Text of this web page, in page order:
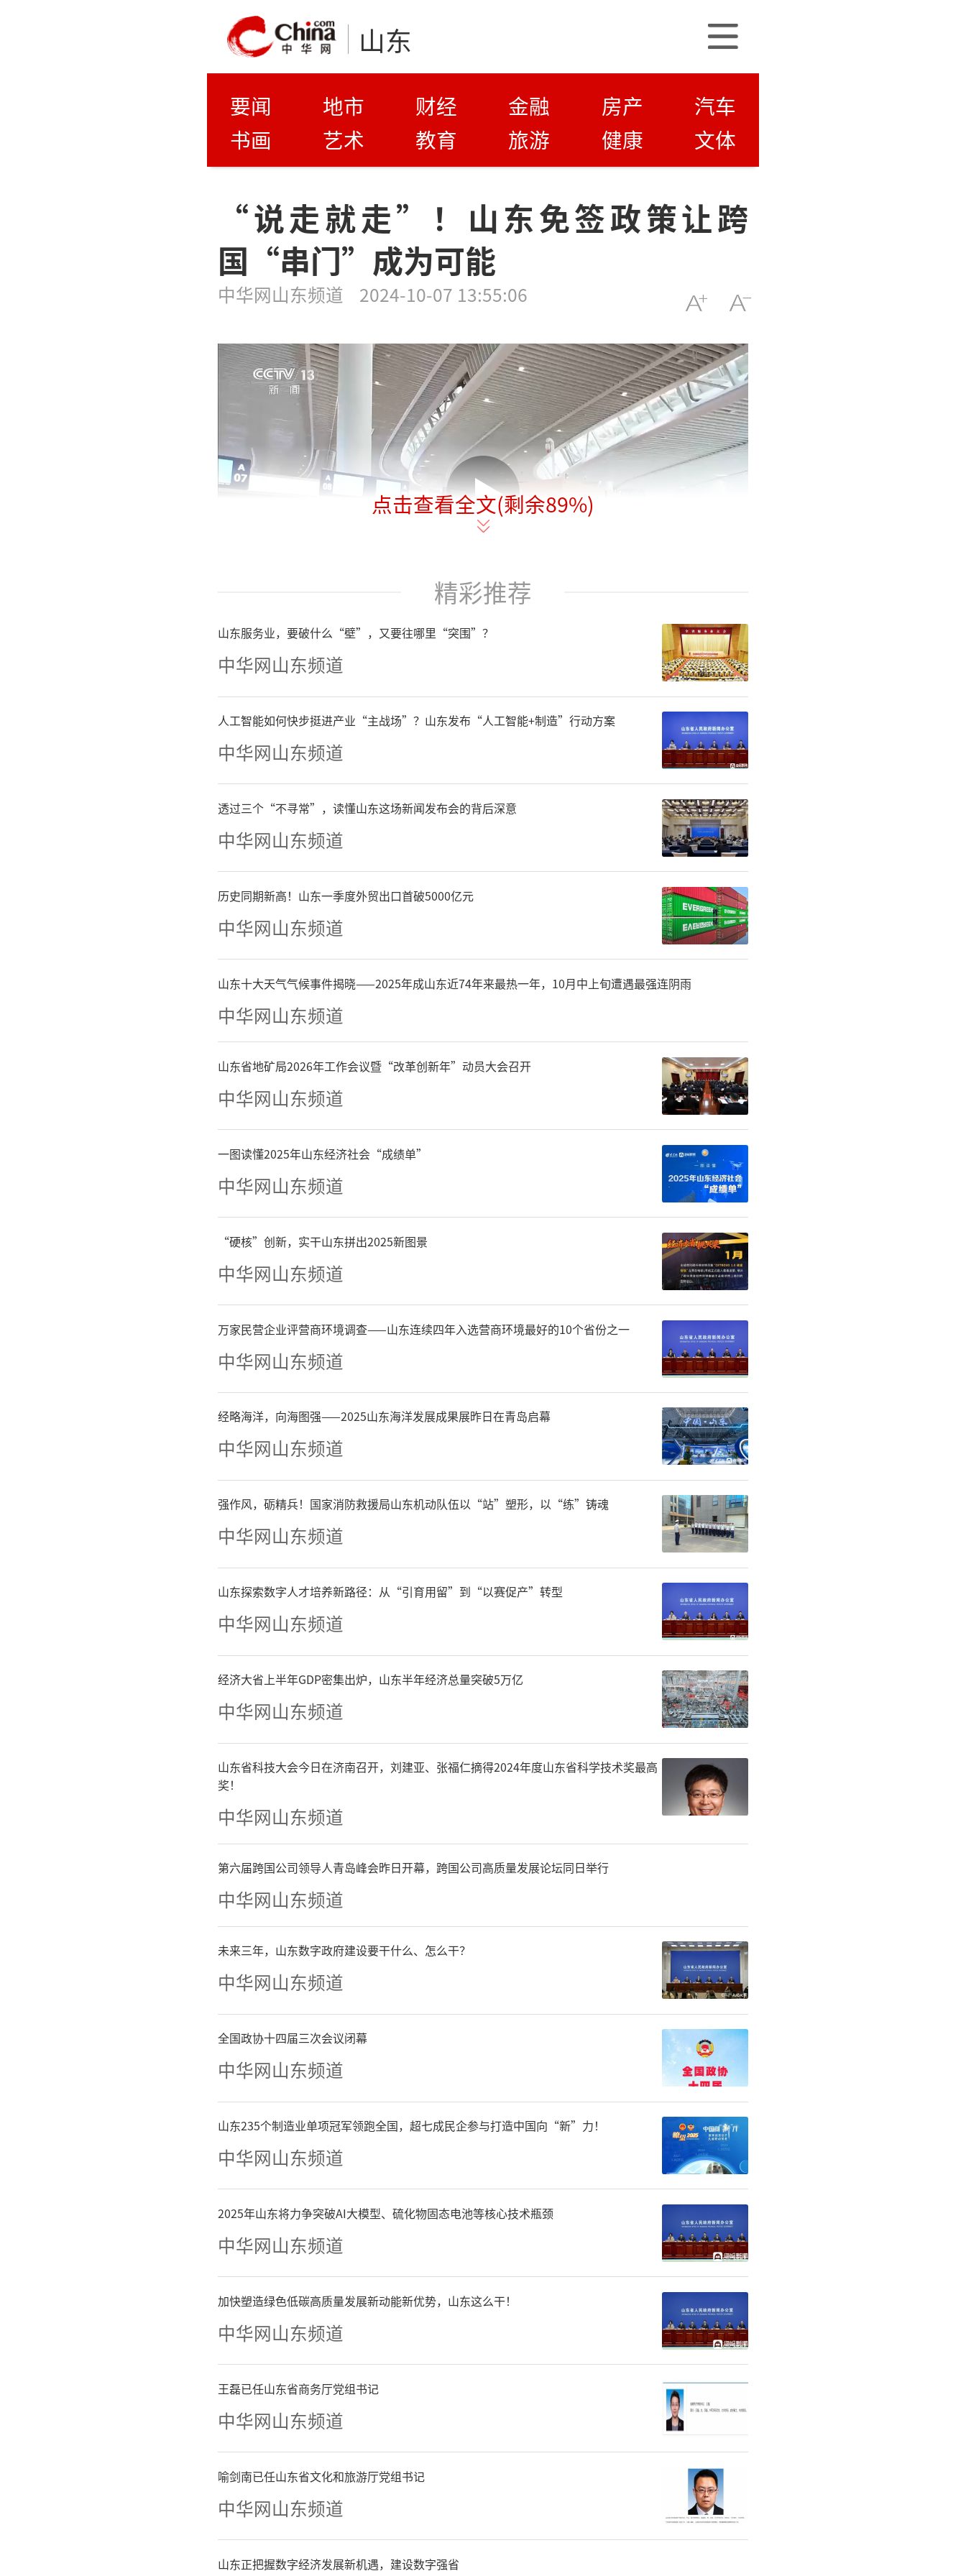
山东
要闻 地市 财经 金融 房产
汽车
书画
艺术 教育 旅游 健康 文体
“说走就走”！山东免签政策让跨
国“串门”成为可能
中华网山东频道 2024-10-07 13:55:06
今年国庆假期，跨境旅游成为一大消费热
点，山东空港、海港口岸、进出境口岸通关人数
出现大幅增长。
从国庆节前几天开始，青岛空港口岸进出境
旅客数量就开始持续攀升。国庆假期前5天，进
出境人数超3万人次，较去年同期增长21%。从
客源地及目的地来看，日韩及东南亚是进出境的
热门地点。其中，家庭亲子游、观光度假游成为
进出境旅游的主力军。
青岛嘉航航空服务有限公司总经理 刘栋：
今年国庆假期迎来跨境旅游热潮，不少旅客选择
这段时间跨境旅游。我们公司代理的青岛至越南
芽庄、尼泊尔加德满都航线，客座率可达85%以
上。
丰富的航线网络充分满足了旅客的出行选
择，各种免签政策和便利的通关环境让更多人可
以来一场“说走就走”的跨境旅游。今年国庆假
期，不仅出境游旅客数量猛增，入境旅客也比往
年明显增加。
入境旅客 迈克尔：
通关很方便、很快捷，
因为我来自爱尔兰，有15天的免签政策。
假期前5天，青岛空港进境通关人数比去年
同期增长近三成，其中外籍旅客入境人数同比增
长82.8%。
点击查看全文(剩余89%)
精彩推荐
山东服务业，要破什么“壁”，又要往哪里“突围”？
中华网山东频道
人工智能如何快步挺进产业“主战场”？山东发布“人工智能+制造”行动方案
中华网山东频道
透过三个“不寻常”，读懂山东这场新闻发布会的背后深意
中华网山东频道
历史同期新高！山东一季度外贸出口首破5000亿元
中华网山东频道
山东十大天气气候事件揭晓——2025年成山东近74年来最热一年，10月中上旬遭遇最强连阴雨
中华网山东频道
山东省地矿局2026年工作会议暨“改革创新年”动员大会召开
中华网山东频道
一图读懂2025年山东经济社会“成绩单”
中华网山东频道
“硬核”创新，实干山东拼出2025新图景
中华网山东频道
万家民营企业评营商环境调查——山东连续四年入选营商环境最好的10个省份之一
中华网山东频道
经略海洋，向海图强——2025山东海洋发展成果展昨日在青岛启幕
中华网山东频道
强作风，砺精兵！国家消防救援局山东机动队伍以“站”塑形，以“练”铸魂
中华网山东频道
山东探索数字人才培养新路径：从“引育用留”到“以赛促产”转型
中华网山东频道
经济大省上半年GDP密集出炉，山东半年经济总量突破5万亿
中华网山东频道
山东省科技大会今日在济南召开，刘建亚、张福仁摘得2024年度山东省科学技术奖最高
奖！
中华网山东频道
第六届跨国公司领导人青岛峰会昨日开幕，跨国公司高质量发展论坛同日举行
中华网山东频道
未来三年，山东数字政府建设要干什么、怎么干？
中华网山东频道
全国政协十四届三次会议闭幕
中华网山东频道
山东235个制造业单项冠军领跑全国，超七成民企参与打造中国向“新”力！
中华网山东频道
2025年山东将力争突破AI大模型、硫化物固态电池等核心技术瓶颈
中华网山东频道
加快塑造绿色低碳高质量发展新动能新优势，山东这么干！
中华网山东频道
王磊已任山东省商务厅党组书记
中华网山东频道
喻剑南已任山东省文化和旅游厅党组书记
中华网山东频道
山东正把握数字经济发展新机遇，建设数字强省